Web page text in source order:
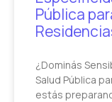
Pública
¿Dominás
Salud Pública
estás